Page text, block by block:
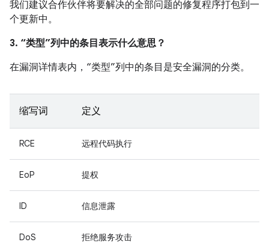
我们建议合作伙伴将要解决的全部问题的修复程序打包到一
个更新中。
3. “类型”列中的条目表示什么意思？
在漏洞详情表内，“类型”列中的条目是安全漏洞的分类。
缩写词 定义
RCE 远程代码执行
EoP 提权
ID 信息泄露
DoS 拒绝服务攻击